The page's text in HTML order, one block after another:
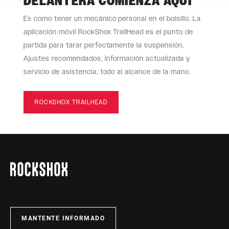
Es como tener un mecánico personal en el bolsillo. La
aplicación móvil RockShox TrailHead es el punto de
partida para tarar perfectamente la suspensión.
Ajustes recomendados, información actualizada y
servicio de asistencia, todo al alcance de la mano.
ROCKSHOX TRAILHEAD
MANTENTE INFORMADO